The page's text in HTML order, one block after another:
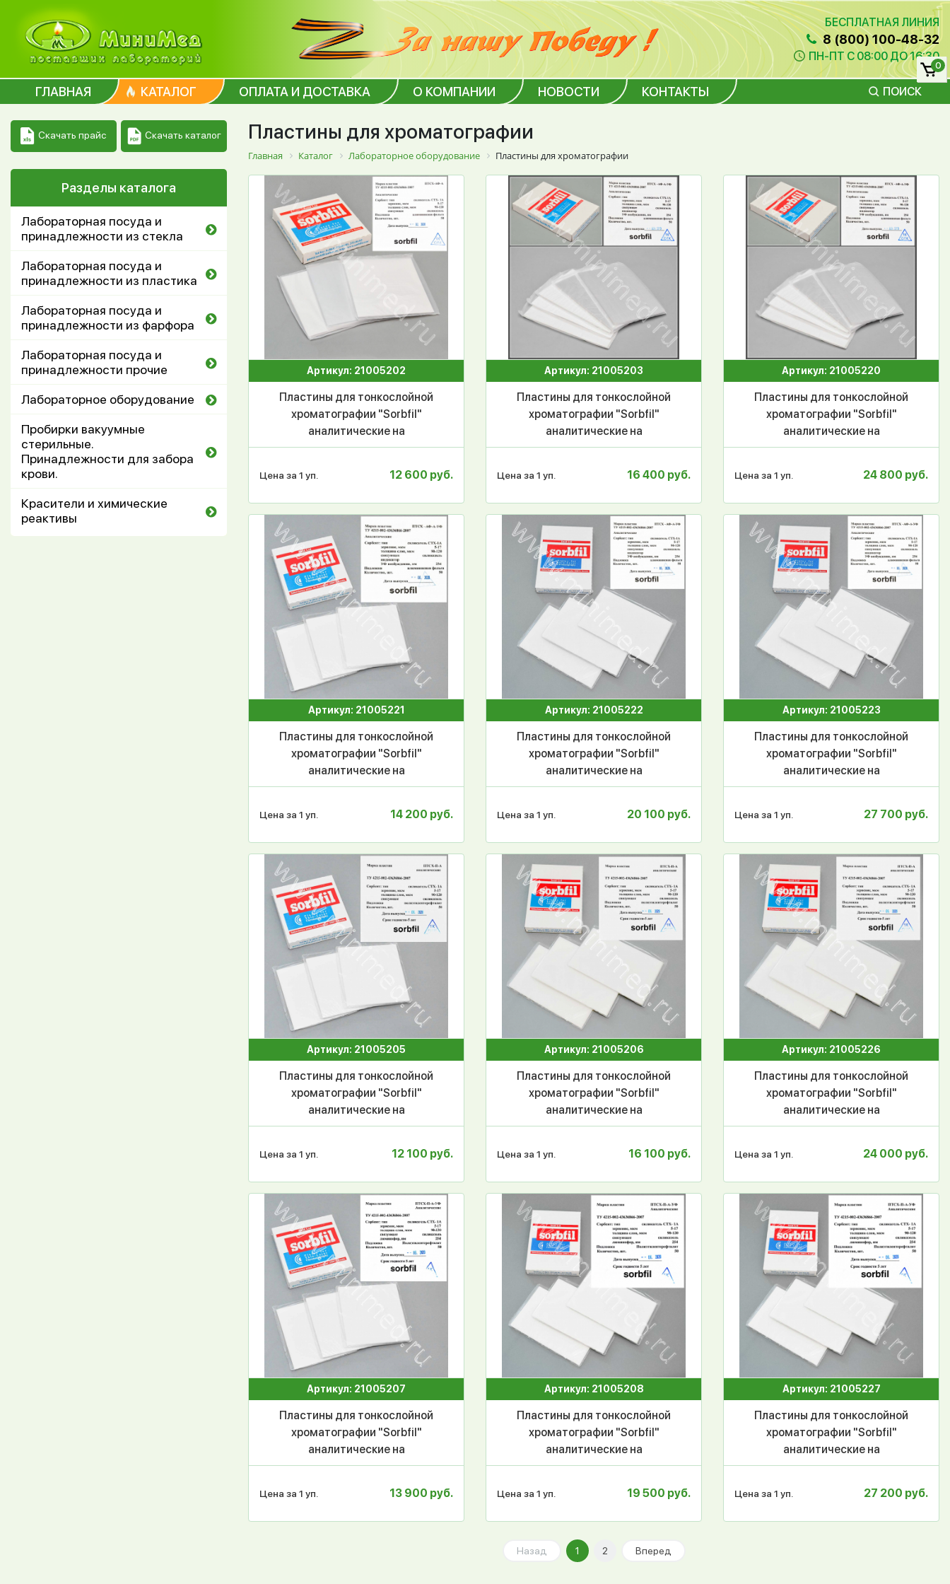
БЕСПЛАТНАЯ ЛИНИЯ
8 (800) 100-48-32
ПН-ПТ С 08:00 ДО 16:30
ГЛАВНАЯ КАТАЛОГ ОПЛАТА И ДОСТАВКА О КОМПАНИИ НОВОСТИ КОНТАКТЫ ПОИСК
0
Скачать прайс Скачать каталог
Разделы каталога
Лабораторная посуда и
принадлежности из стекла
Лабораторная посуда и
принадлежности из пластика
Лабораторная посуда и
принадлежности из фарфора
Лабораторная посуда и
принадлежности прочие
Лабораторное оборудование
Пробирки вакуумные
стерильные.
Принадлежности для забора
крови.
Красители и химические
реактивы
Пластины для хроматографии
Главная Каталог Лабораторное оборудование Пластины для хроматографии
Артикул: 21005202
Пластины для тонкослойной
хроматографии "Sorbfil"
аналитические на
алюминиевой основе без УФ
10*10 см, 50шт/уп
Цена за 1 уп. 12 600 руб.
Артикул: 21005203
Пластины для тонкослойной
хроматографии "Sorbfil"
аналитические на
алюминиевой основе без УФ
10*15 см, 50шт/упак
Цена за 1 уп. 16 400 руб.
Артикул: 21005220
Пластины для тонкослойной
хроматографии "Sorbfil"
аналитические на
алюминиевой основе без УФ
10*20 см, 50шт/уп
Цена за 1 уп. 24 800 руб.
Артикул: 21005221
Пластины для тонкослойной
хроматографии "Sorbfil"
аналитические на
алюминиевой основе с УФ
УФ 10*10 см, 50 шт/уп
Цена за 1 уп. 14 200 руб.
Артикул: 21005222
Пластины для тонкослойной
хроматографии "Sorbfil"
аналитические на
алюминиевой основе с УФ
УФ 10*15 см, 50 шт/уп
Цена за 1 уп. 20 100 руб.
Артикул: 21005223
Пластины для тонкослойной
хроматографии "Sorbfil"
аналитические на
алюминиевой основе с УФ
УФ 10*20 см, 50шт/уп
Цена за 1 уп. 27 700 руб.
Артикул: 21005205
Пластины для тонкослойной
хроматографии "Sorbfil"
аналитические на
полимерной основе без УФ
Цена за 1 уп. 12 100 руб.
Артикул: 21005206
Пластины для тонкослойной
хроматографии "Sorbfil"
аналитические на
полимерной основе без УФ
Цена за 1 уп. 16 100 руб.
Артикул: 21005226
Пластины для тонкослойной
хроматографии "Sorbfil"
аналитические на
полимерной основе без УФ
см, 50 шт/уп.
Цена за 1 уп. 24 000 руб.
Артикул: 21005207
Пластины для тонкослойной
хроматографии "Sorbfil"
аналитические на
полимерной основе с УФ
10*10 см, 50 шт/уп.
Цена за 1 уп. 13 900 руб.
Артикул: 21005208
Пластины для тонкослойной
хроматографии "Sorbfil"
аналитические на
полимерной основе с УФ
10*15 см, 50 шт/уп.
Цена за 1 уп. 19 500 руб.
Артикул: 21005227
Пластины для тонкослойной
хроматографии "Sorbfil"
аналитические на
полимерной основе с УФ
10*20 см, 50 шт/уп.
Цена за 1 уп. 27 200 руб.
Назад 1 2 Вперед